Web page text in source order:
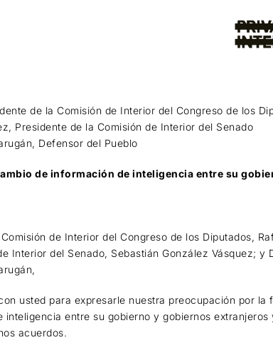
de la Comisión de Interior del Congreso de los
Presidente de la Comisión de Interior del Senado
Defensor del Pueblo
de información de inteligencia entre su
de Interior del Congreso de los Diputados,
Interior del Senado, Sebastián González Vásquez; y
usted para expresarle nuestra preocupación por la
inteligencia entre su gobierno y gobiernos
acuerdos.